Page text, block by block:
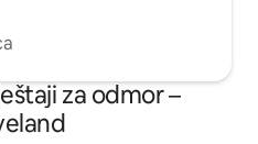
za odmor –